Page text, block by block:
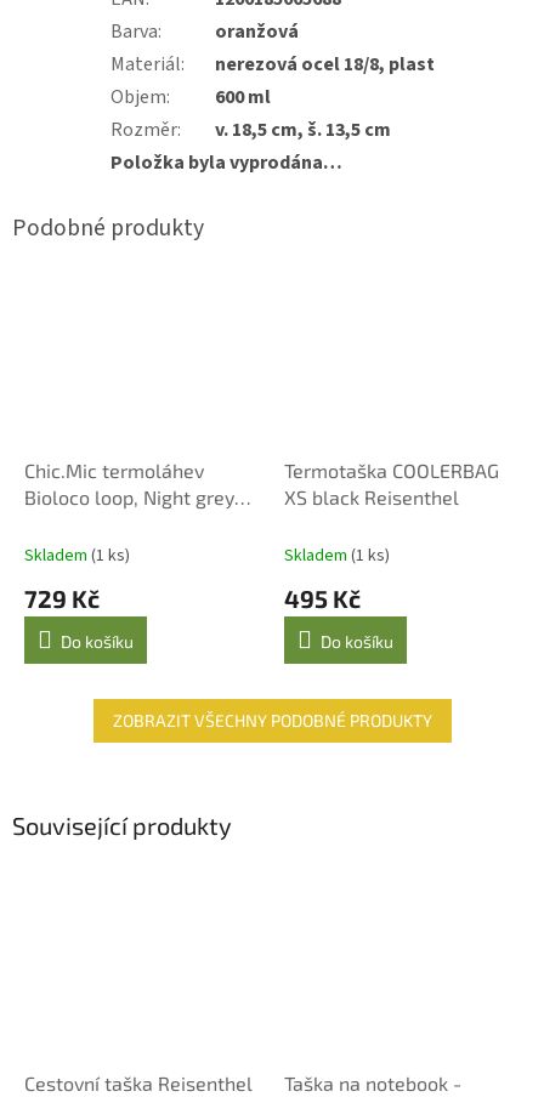
Barva:
oranžová
Materiál:
nerezová ocel 18/8, plast
Objem:
600 ml
Rozměr:
v. 18,5 cm, š. 13,5 cm
Položka byla vyprodána…
Chic.Mic termoláhev
Bioloco loop, Night grey
Skladem (1 ks)
729 Kč
Do košíku
Termotaška COOLERBAG
XS black Reisenthel
Skladem (1 ks)
495 Kč
Do košíku
ZOBRAZIT VŠECHNY PODOBNÉ PRODUKTY
Související produkty
Cestovní taška Reisenthel
Taška na notebook -